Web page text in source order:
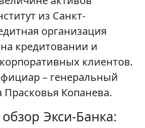
из Санкт-
организация
кредитовании и
клиентов.
– генеральный
Прасковья Копанева.
Экси-Банка: